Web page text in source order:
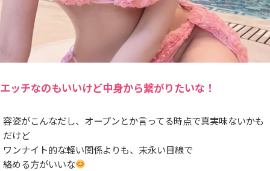
エッチなのもいいけど中身から繋がりたいな！
容姿がこんなだし、オープンとか言ってる時点で真実味ないかも
だけど
ワンナイト的な軽い関係よりも、末永い目線で
絡める方がいいな